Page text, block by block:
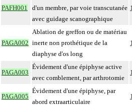
PAFH001
d'un membre, par voie transcutanée
avec guidage scanographique
PAGA002
Ablation de greffon ou de matériau
inerte non prothétique de la
diaphyse d'os long
PAGA003
Évidement d'une épiphyse active
avec comblement, par arthrotomie
PAGA005
Évidement d'une épiphyse, par
abord extraarticulaire